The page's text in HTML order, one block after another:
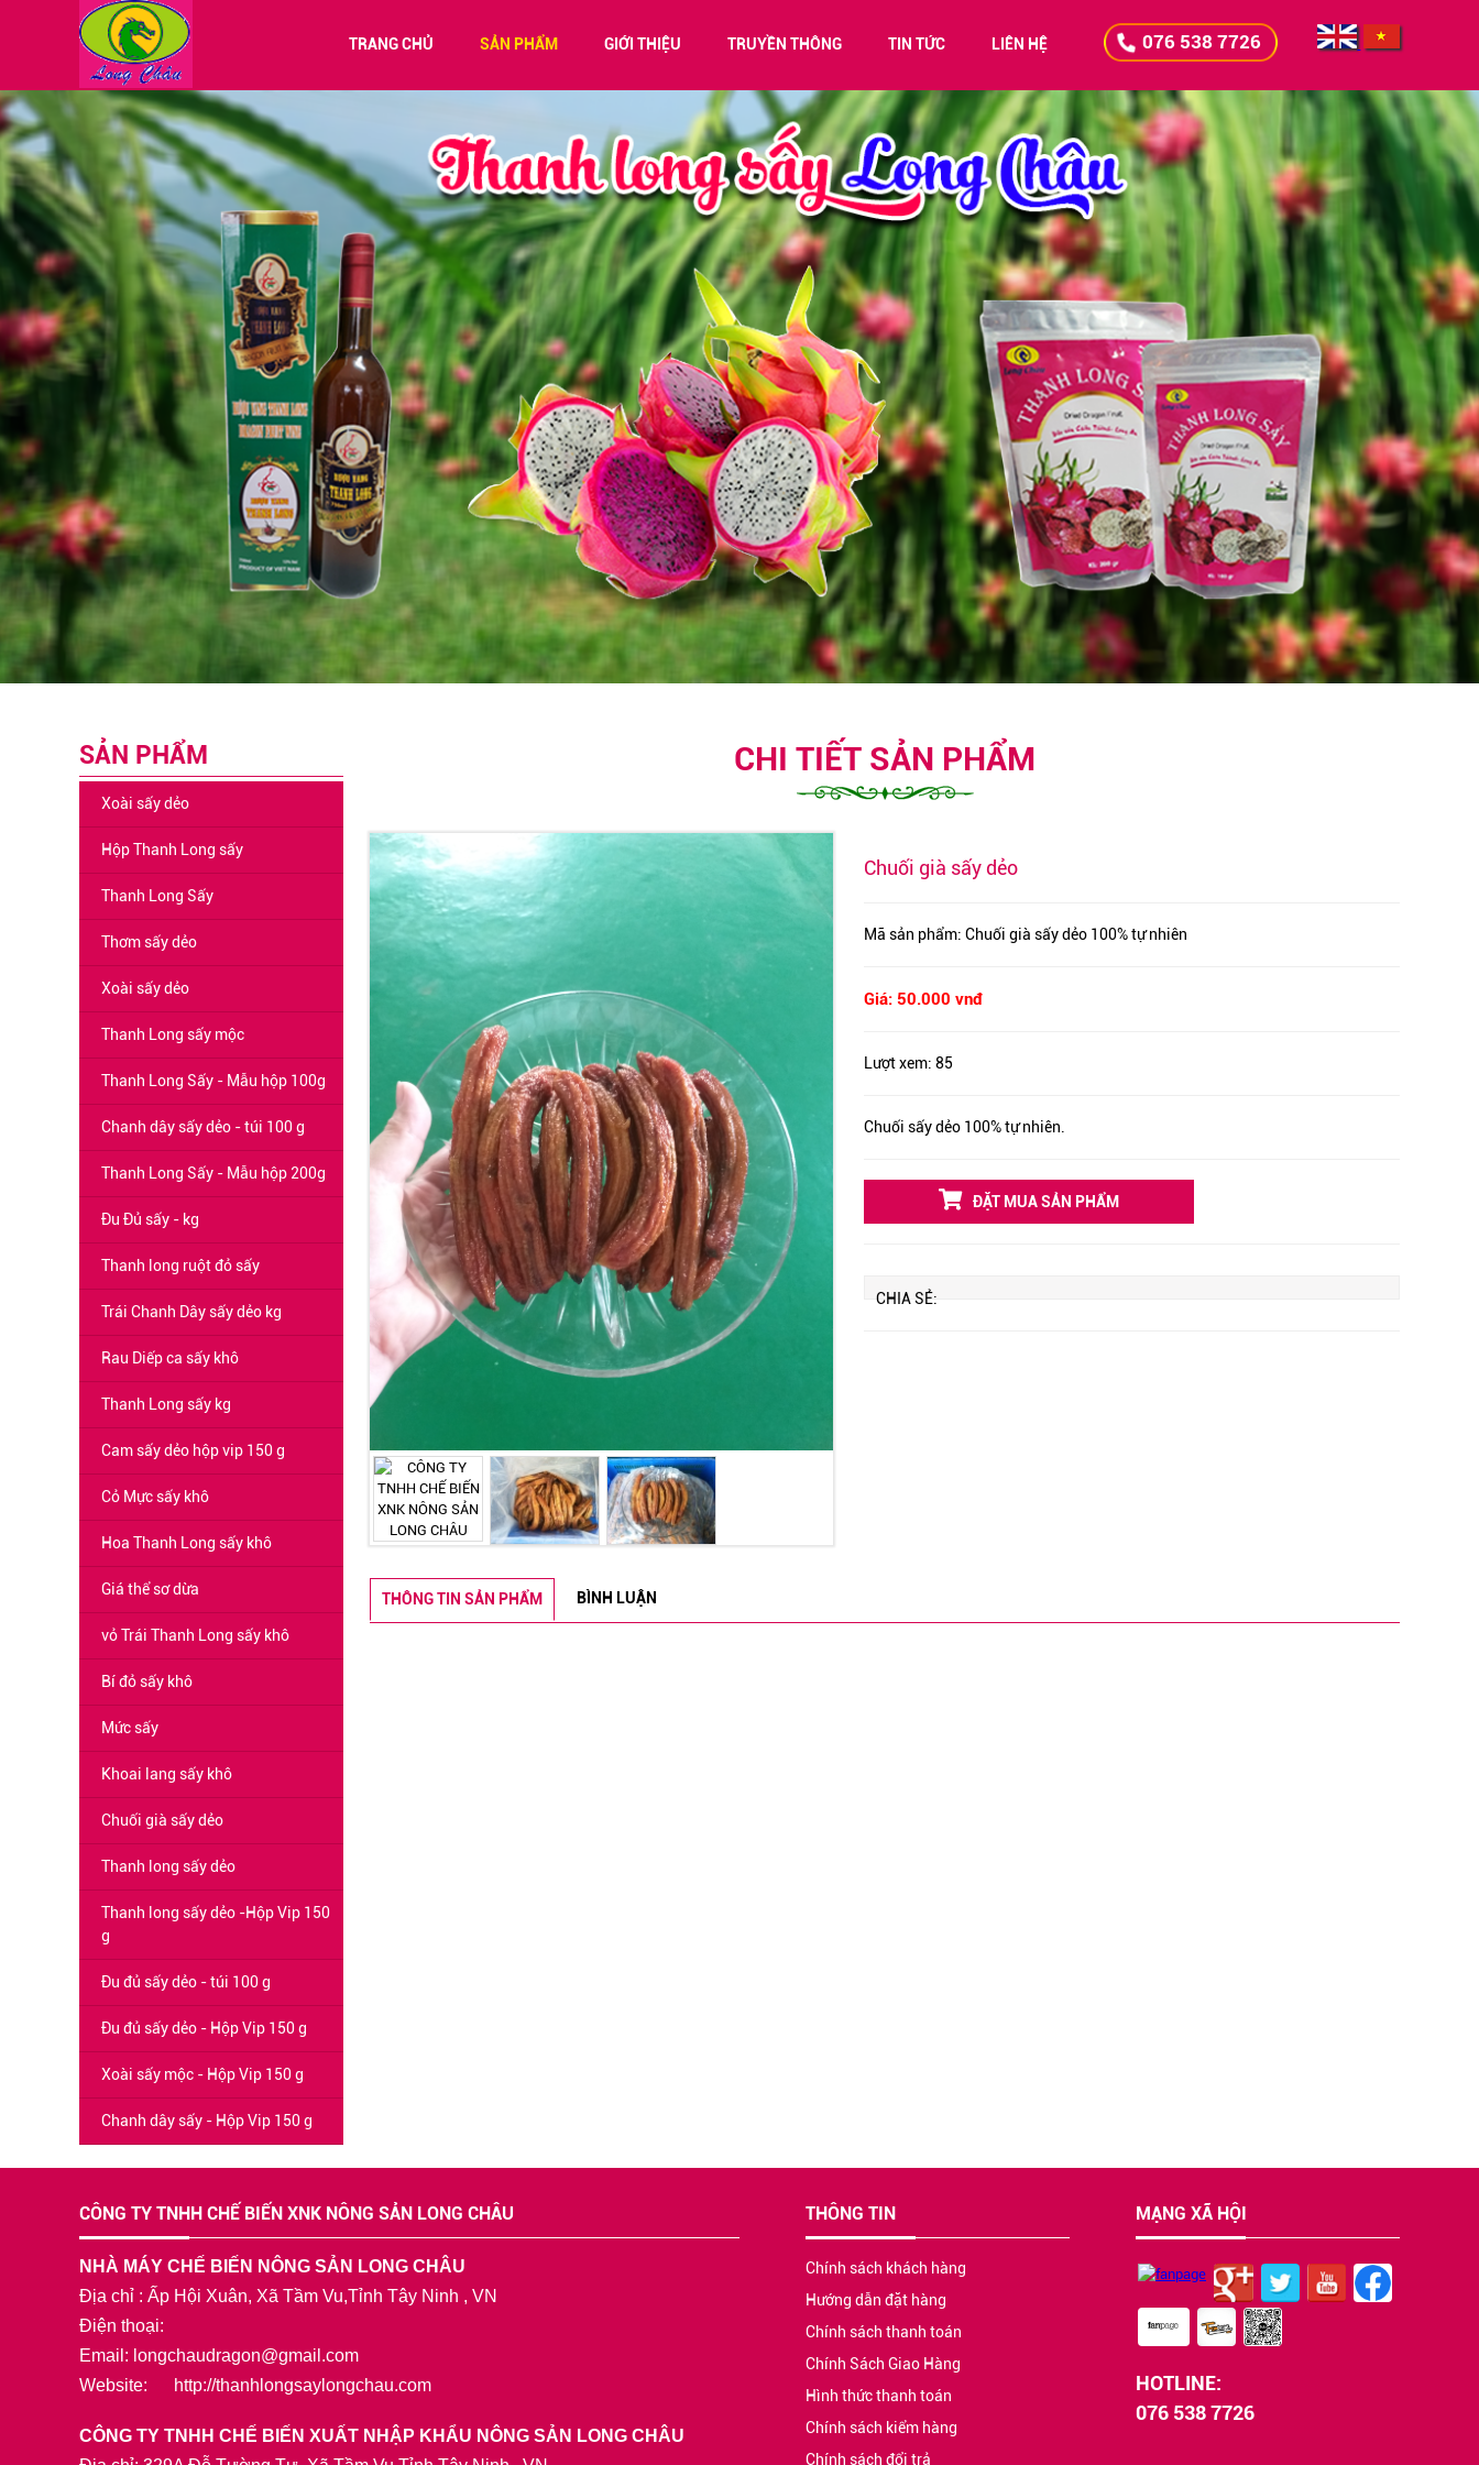
TRANG CHỦ SẢN PHẨM GIỚI THIỆU TRUYỀN THÔNG TIN TỨC LIÊN HỆ 076 538 7726
CHI TIẾT SẢN PHẨM
Chuối già sấy dẻo
Mã sản phẩm: Chuối già sấy dẻo 100% tự nhiên
Giá: 50.000 vnđ
Lượt xem: 85
Chuối sấy dẻo 100% tự nhiên.
ĐẶT MUA SẢN PHẨM
CHIA SẺ:
THÔNG TIN SẢN PHẨM BÌNH LUẬN
SẢN PHẨM
Xoài sấy dẻo
Hộp Thanh Long sấy
Thanh Long Sấy
Thơm sấy dẻo
Xoài sấy dẻo
Thanh Long sấy mộc
Thanh Long Sấy - Mẫu hộp 100g
Chanh dây sấy dẻo - túi 100 g
Thanh Long Sấy - Mẫu hộp 200g
Đu Đủ sấy - kg
Thanh long ruột đỏ sấy
Trái Chanh Dây sấy dẻo kg
Rau Diếp ca sấy khô
Thanh Long sấy kg
Cam sấy dẻo hộp vip 150 g
Cỏ Mực sấy khô
Hoa Thanh Long sấy khô
Giá thể sơ dừa
vỏ Trái Thanh Long sấy khô
Bí đỏ sấy khô
Mức sấy
Khoai lang sấy khô
Chuối già sấy dẻo
Thanh long sấy dẻo
Thanh long sấy dẻo -Hộp Vip 150
g
Đu đủ sấy dẻo - túi 100 g
Đu đủ sấy dẻo - Hộp Vip 150 g
Xoài sấy mộc - Hộp Vip 150 g
Chanh dây sấy - Hộp Vip 150 g
CÔNG TY TNHH CHẾ BIẾN XNK NÔNG SẢN LONG CHÂU
NHÀ MÁY CHẾ BIẾN NÔNG SẢN LONG CHÂU
Địa chỉ : Ấp Hội Xuân, Xã Tầm Vu,Tỉnh Tây Ninh , VN
Điện thoại:
Email: longchaudragon@gmail.com
Website: http://thanhlongsaylongchau.com
CÔNG TY TNHH CHẾ BIẾN XUẤT NHẬP KHẨU NÔNG SẢN LONG CHÂU
THÔNG TIN
Chính sách khách hàng
Hướng dẫn đặt hàng
Chính sách thanh toán
Chính Sách Giao Hàng
Hình thức thanh toán
Chính sách kiểm hàng
Chính sách đổi trả
MẠNG XÃ HỘI
HOTLINE:
076 538 7726